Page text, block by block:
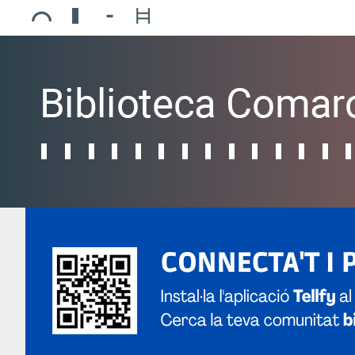
Ajuntament de Mollerussa
Biblioteca Comarcal Jaume Vila
Piscines de Mollerussa